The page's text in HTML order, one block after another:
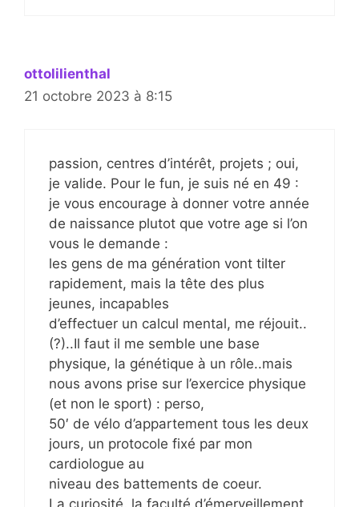
ottolilienthal
21 octobre 2023 à 8:15
passion, centres d’intérêt, projets ; oui,
je valide. Pour le fun, je suis né en 49 :
je vous encourage à donner votre année
de naissance plutot que votre age si l’on
vous le demande :
les gens de ma génération vont tilter
rapidement, mais la tête des plus
jeunes, incapables
d’effectuer un calcul mental, me réjouit..
(?)..Il faut il me semble une base
physique, la génétique à un rôle..mais
nous avons prise sur l’exercice physique
(et non le sport) : perso,
50′ de vélo d’appartement tous les deux
jours, un protocole fixé par mon
cardiologue au
niveau des battements de coeur.
La curiosité, la faculté d’émerveillement